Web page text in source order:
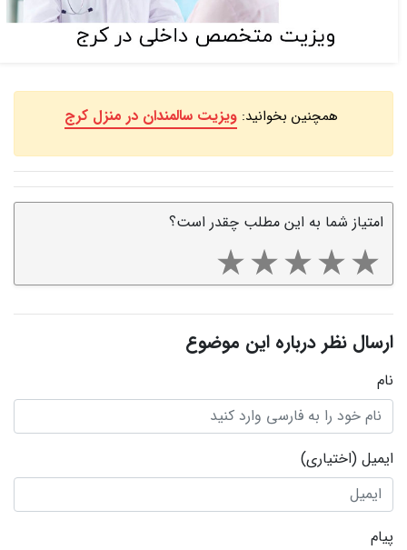
همچنین بخوانید: ویزیت سالمندان در منزل کرج
امتیاز شما به این مطلب چقدر است؟
ارسال نظر درباره این موضوع
نام
ایمیل (اختیاری)
پیام